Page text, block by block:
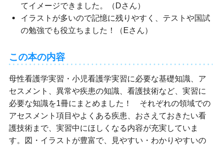
てイメージできました。（Dさん）
イラストが多いので記憶に残りやすく、テストや国試
の勉強でも役立ちました！（Eさん）
この本の内容
母性看護学実習・小児看護学実習に必要な基礎知識、ア
セスメント、異常や疾患の知識、看護技術など、実習に
必要な知識を1冊にまとめました！ それぞれの領域での
アセスメント項目やよくある疾患、おさえておきたい看
護技術まで、実習中にほしくなる内容が充実していま
す。図・イラストが豊富で、見やすい・わかりやすいの